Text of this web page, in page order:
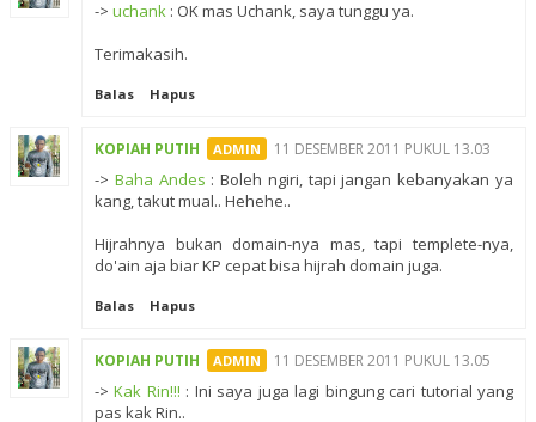
-> uchank : OK mas Uchank, saya tunggu ya.
Terimakasih.
Balas Hapus
KOPIAH PUTIH 11 DESEMBER 2011 PUKUL 13.03
-> Baha Andes : Boleh ngiri, tapi jangan kebanyakan ya
kang, takut mual.. Hehehe..
Hijrahnya bukan domain-nya mas, tapi templete-nya,
do'ain aja biar KP cepat bisa hijrah domain juga.
Balas Hapus
KOPIAH PUTIH 11 DESEMBER 2011 PUKUL 13.05
->Kak Rin!!! : Ini saya juga lagi bingung cari tutorial yang
pas kak Rin..